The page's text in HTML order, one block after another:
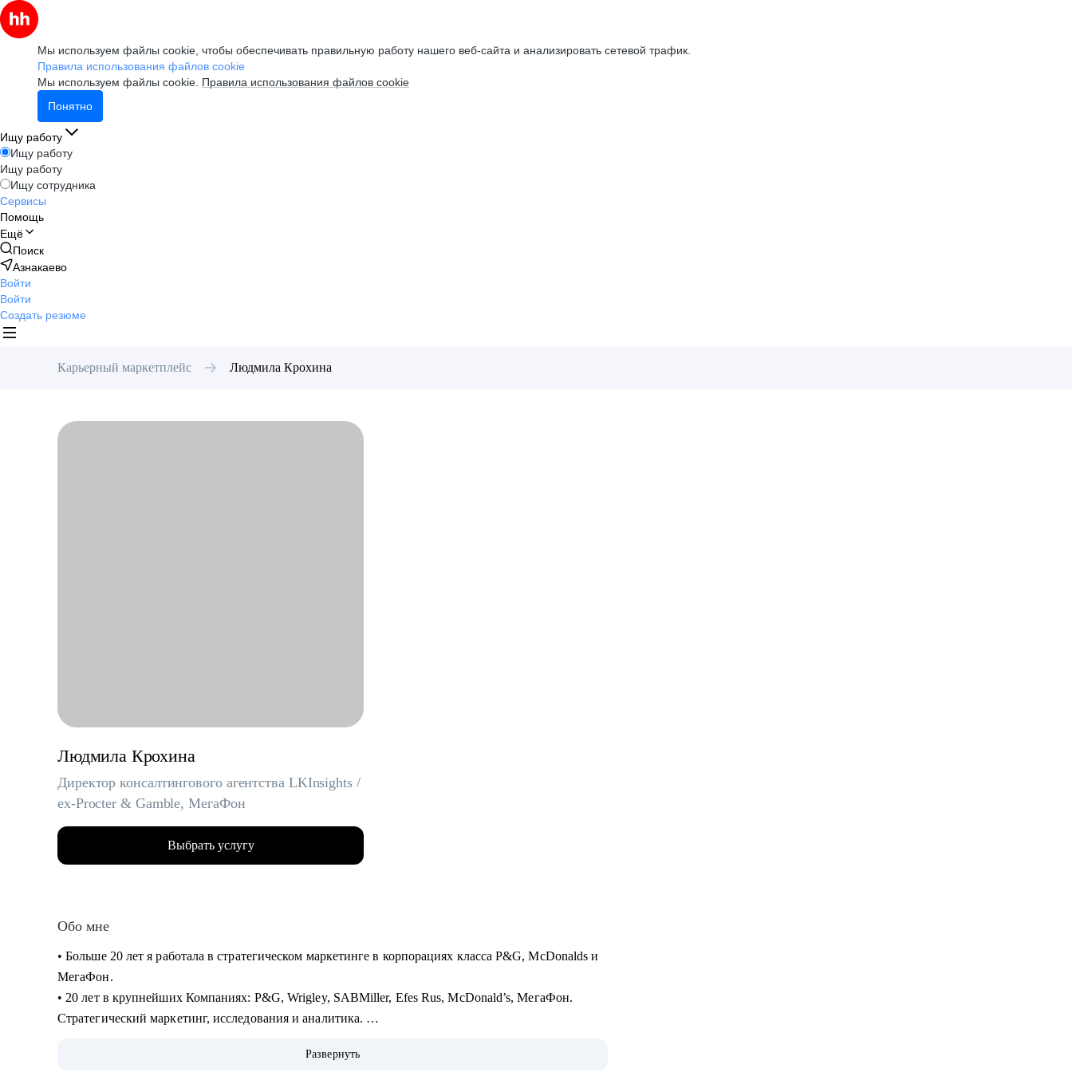
Мы используем файлы cookie, чтобы обеспечивать правильную работу нашего веб-сайта и анализировать сетевой трафик.
Правила использования файлов cookie
Мы используем файлы cookie. Правила использования файлов cookie
Понятно
Ищу работу
Ищу работу
Ищу работу
Ищу сотрудника
Сервисы
Помощь
Ещё
Поиск
Азнакаево
Войти
Войти
Создать резюме
Карьерный маркетплейс Людмила Крохина
Людмила Крохина
Директор консалтингового агентства LKInsights /
ex-Procter & Gamble, МегаФон
Выбрать услугу
Обо мне
• Больше 20 лет я работала в стратегическом маркетинге в корпорациях класса P&G, McDonalds и
МегаФон.
• 20 лет в крупнейших Компаниях: P&G, Wrigley, SABMiller, Efes Rus, McDonald’s, МегаФон.
Стратегический маркетинг, исследования и аналитика.
и оптимизировала, запускала проекты и строила процессы, формулировала стратегии и
Развернуть